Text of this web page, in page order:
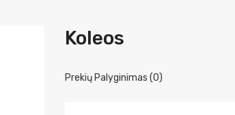
Koleos
Prekių Palyginimas (0)